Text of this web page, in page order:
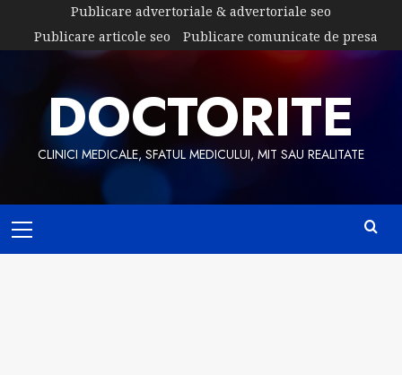
content
Publicare advertoriale & advertoriale seo
Publicare articole seo
Publicare comunicate de presa
DOCTORITE
CLINICI MEDICALE, SFATUL MEDICULUI, MIT SAU REALITATE
Menu